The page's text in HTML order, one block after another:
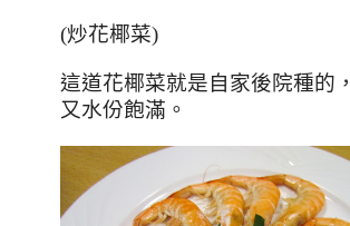
(炒花椰菜)
這道花椰菜就是自家後院種的
又水份飽滿。